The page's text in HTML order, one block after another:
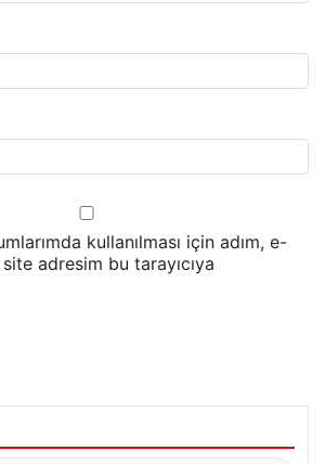
kullanılması için adım, e-
adresim bu tarayıcıya